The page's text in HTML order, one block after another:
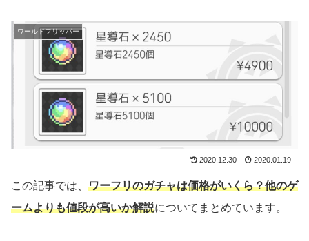
ワールドフリッパー
2020.12.30 2020.01.19
この記事では、 ワーフリのガチャは価格がいくら？他のゲ
ームよりも値段が高いか解説についてまとめています。